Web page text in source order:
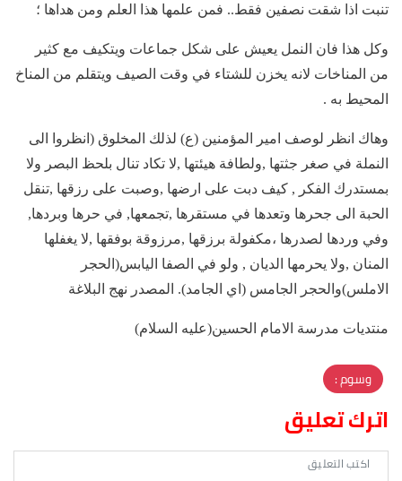
تنبت اذا شقت نصفين فقط.. فمن علمها هذا العلم ومن هداها ؛
وكل هذا فان النمل يعيش على شكل جماعات ويتكيف مع كثير
من المناخات لانه يخزن للشتاء في وقت الصيف ويتقلم من المناخ
المحيط به .
وهاك انظر لوصف امير المؤمنين (ع) لذلك المخلوق (انظروا الى
النملة في صغر جثتها ,ولطافة هيئتها ,لا تكاد تنال بلحظ البصر ولا
بمستدرك الفكر , كيف دبت على ارضها ,وصبت على رزقها ,تنقل
الحبة الى جحرها وتعدها في مستقرها ,تجمعها, في حرها وبردها,
وفي وردها لصدرها ،مكفولة برزقها ,مرزوقة بوفقها ,لا يغفلها
المنان ,ولا يحرمها الديان , ولو في الصفا اليابس(الحجر
الاملس)والحجر الجامس (اي الجامد). المصدر نهج البلاغة
منتديات مدرسة الامام الحسين(عليه السلام)
وسوم :
اترك تعليق